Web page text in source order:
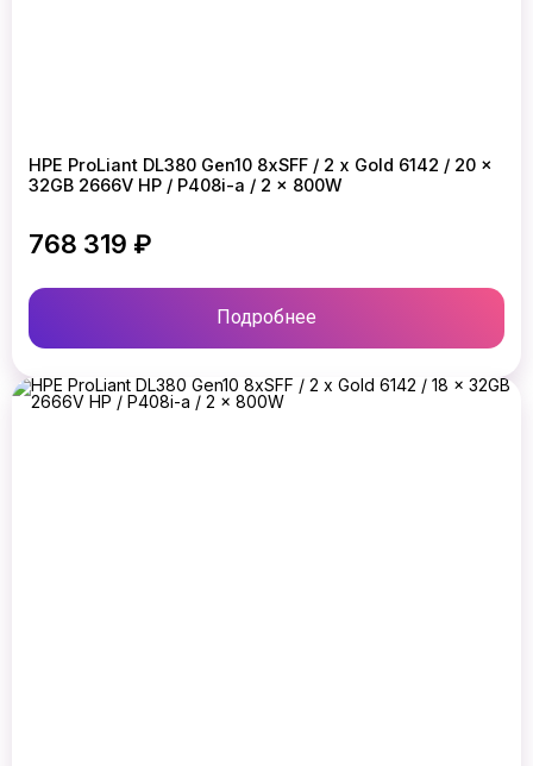
HPE ProLiant DL380 Gen10 8xSFF / 2 x Gold 6142 / 20 x
32GB 2666V HP / P408i-a / 2 x 800W
768 319 ₽
Подробнее